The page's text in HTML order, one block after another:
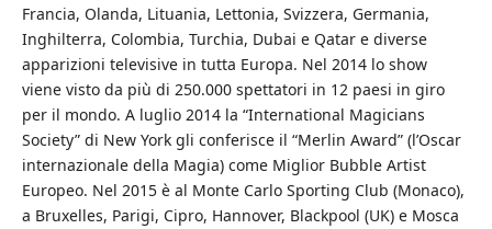
Francia, Olanda, Lituania, Lettonia, Svizzera, Germania,
Inghilterra, Colombia, Turchia, Dubai e Qatar e diverse
apparizioni televisive in tutta Europa. Nel 2014 lo show
viene visto da più di 250.000 spettatori in 12 paesi in giro
per il mondo. A luglio 2014 la “International Magicians
Society” di New York gli conferisce il “Merlin Award” (l’Oscar
internazionale della Magia) come Miglior Bubble Artist
Europeo. Nel 2015 è al Monte Carlo Sporting Club (Monaco),
a Bruxelles, Parigi, Cipro, Hannover, Blackpool (UK) e Mosca